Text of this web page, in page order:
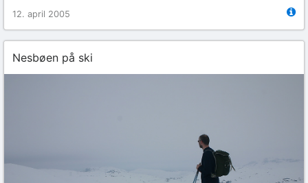
12. april 2005
Nesbøen på ski